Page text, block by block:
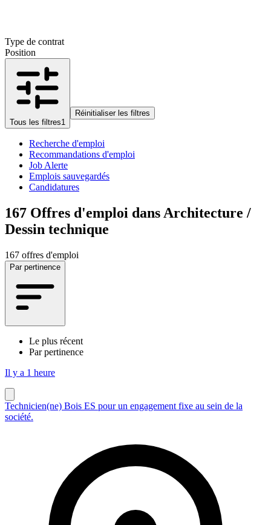
Type de contrat
Position
Tous les filtres1
Réinitialiser les filtres
Recherche d'emploi
Recommandations d'emploi
Job Alerte
Emplois sauvegardés
Candidatures
167 Offres d'emploi dans Architecture /
Dessin technique
167 offres d'emploi
Par pertinence
Le plus récent
Par pertinence
Il y a 1 heure
Technicien(ne) Bois ES pour un engagement fixe au sein de la
société.